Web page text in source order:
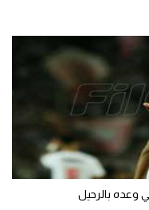
وعده بالرحيل